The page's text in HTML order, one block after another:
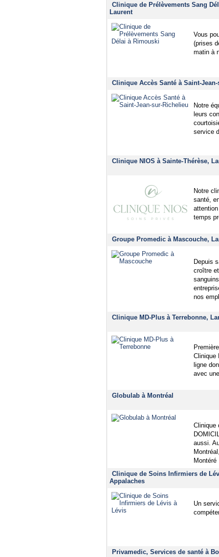
Clinique de Prélèvements Sang
Laurent
Vous
(prises
matin à
Clinique Accès Santé à Saint-
Notre
leurs
service
Clinique NIOS à Sainte-Thérèse,
Notre
santé,
temps
Groupe Promedic à Mascouche,
Depuis
croître
nos empl
Clinique MD-Plus à Terrebonne,
Clinique
ligne
avec
Globulab à Montréal
Clinique
aussi.
Montéré
Clinique de Soins Infirmiers de
Appalaches
Un
Privamedic, Services de santé à